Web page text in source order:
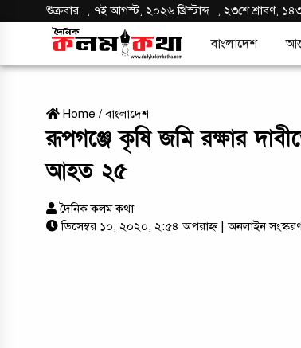
শুক্রবার , ৭ই আগস্ট, ২০২৬ খ্রিস্টাব্দ ,২৩শে শ্রাবণ,
বাংলাদেশ
Home /বাংলাদেশ
রূপগঞ্জে কৃষি জমি রক্ষার
আহত ২৫
দৈনিক কলম কথা
ডিসেম্বর ১০, ২০২০, ২:৫৪ অপরাহ্ন | অনলাইন